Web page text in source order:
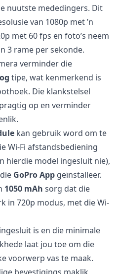
nuutste mededingers. Dit
van 1080p met ’n
met 60 fps en foto’s neem
3 rame per sekonde.
verminder die
tipe, wat kenmerkend is
Die klankstelsel
op en verminder
kan gebruik word om te
Wi-Fi afstandsbediening
hierdie model ingesluit nie),
GoPro App geïnstalleer.
1050 mAh sorg dat die
in 720p modus, met die Wi-
is en die minimale
laat jou toe om die
voorwerp vas te maak.